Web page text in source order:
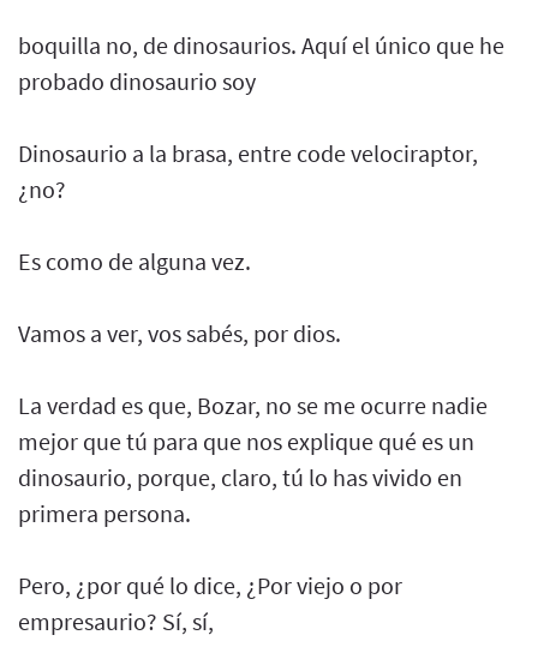
boquilla no, de dinosaurios. Aquí el único que he
probado dinosaurio soy
Dinosaurio a la brasa, entre code velociraptor,
¿no?
Es como de alguna vez.
Vamos a ver, vos sabés, por dios.
La verdad es que, Bozar, no se me ocurre nadie
mejor que tú para que nos explique qué es un
dinosaurio, porque, claro, tú lo has vivido en
primera persona.
Pero, ¿por qué lo dice, ¿Por viejo o por
empresaurio? Sí, sí,